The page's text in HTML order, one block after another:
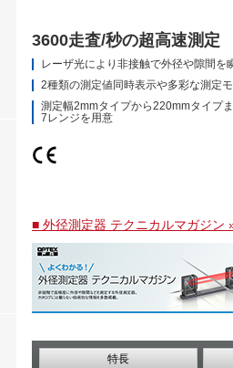
3600走査/秒の超高速測定
レーザ光により非接触で外径や隙間を
2種類の測定値同時表示や多彩な測定
測定幅2mmタイプから220mmタイプ
7レンジを用意
■ 外径測定器 テクニカルマガジン
特長